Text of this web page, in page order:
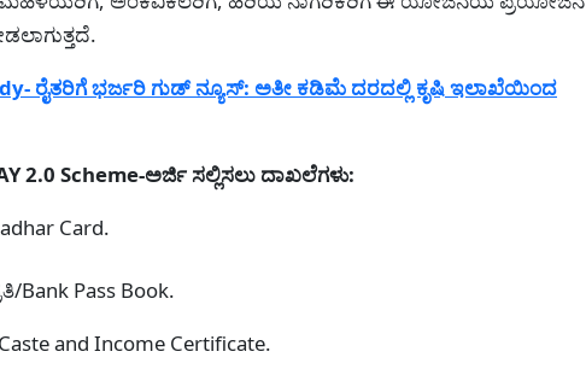
ರೈತರಿಗೆ ಭರ್ಜರಿ ಗುಡ್ ನ್ಯೂಸ್: ಅತೀ ಕಡಿಮೆ ದರದಲ್ಲಿ ಕೃಷಿ ಇಲಾಖೆಯಿಂದ
2.0 Scheme-ಅರ್ಜಿ ಸಲ್ಲಿಸಲು ದಾಖಲೆಗಳು:
Card.
Bank Pass Book.
and Income Certificate.